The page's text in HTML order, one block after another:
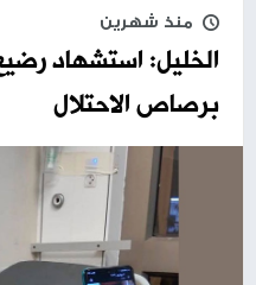
منذ شهرين
الخليل: استشهاد
برصاص الاحتلال